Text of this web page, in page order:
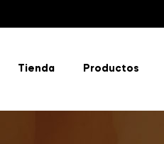
Tienda Productos